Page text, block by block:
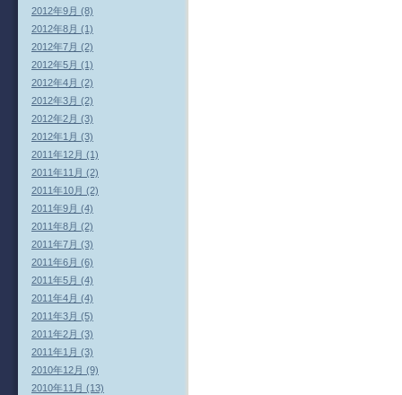
2012年9月 (8)
2012年8月 (1)
2012年7月 (2)
2012年5月 (1)
2012年4月 (2)
2012年3月 (2)
2012年2月 (3)
2012年1月 (3)
2011年12月 (1)
2011年11月 (2)
2011年10月 (2)
2011年9月 (4)
2011年8月 (2)
2011年7月 (3)
2011年6月 (6)
2011年5月 (4)
2011年4月 (4)
2011年3月 (5)
2011年2月 (3)
2011年1月 (3)
2010年12月 (9)
2010年11月 (13)